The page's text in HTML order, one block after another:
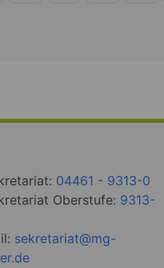
04461 - 9313-0
Oberstufe: 9313-
sekretariat@mg-